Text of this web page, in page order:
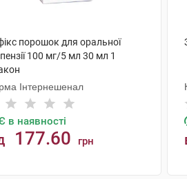
порошок для оральної
100 мг/5 мл 30 мл 1
Інтернешенал
в наявності
177.60 грн